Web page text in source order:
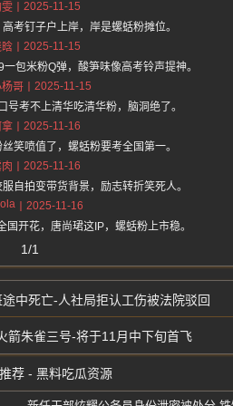
2025-11-15
考钉子户上岸，岸是螺蛞粉摊位。
2025-11-15
包米粉Q弹，酸笋味像高考铃声提神。
哥
2025-11-15
号考不上清华吃清华粉，脑洞绝了。
2025-11-16
笑喷值了，螺蛞粉要考全国第一。
2025-11-16
自拍变带货背景，励志转折笑死人。
2025-11-16
国开花，唐尚珺这IP，螺蛞粉上市稳。
1/1
中死亡-人社局拒认工伤被法院驳回
箭朱雀三号-将于11月中下旬首飞
荐 - 黑料吃瓜资源